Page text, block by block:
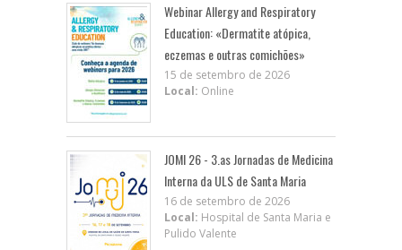
Webinar Allergy and Respiratory
Education: «Dermatite atópica,
eczemas e outras comichões»
15 de setembro de 2026
Local: Online
JOMI 26 - 3.as Jornadas de Medicina
Interna da ULS de Santa Maria
16 de setembro de 2026
Local: Hospital de Santa Maria e
Pulido Valente